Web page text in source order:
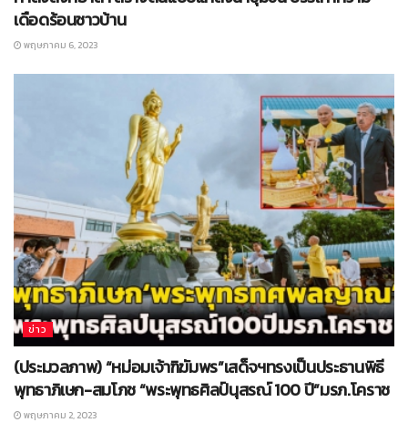
เดือดร้อนชาวบ้าน
พฤษภาคม 6, 2023
ข่าว
(ประมวลภาพ) “หม่อมเจ้าฑิฆัมพร”เสด็จฯทรงเป็นประธานพิธี
พุทธาภิเษก-สมโภช “พระพุทธศิลป์นุสรณ์ 100 ปี”มรภ.โคราช
พฤษภาคม 2, 2023